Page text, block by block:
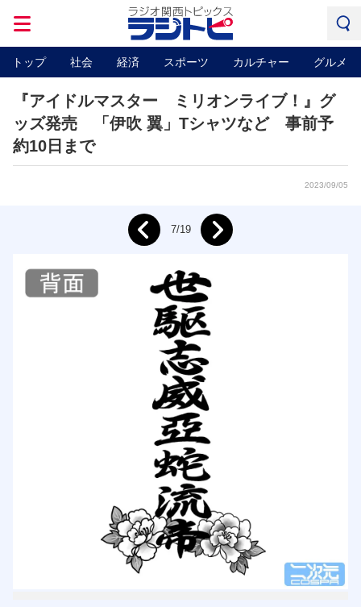
トップ 社会 経済 スポーツ カルチャー グルメ
『アイドルマスター ミリオンライブ！』グ
ッズ発売 「伊吹 翼」Tシャツなど 事前予
約10日まで
2023/09/05
7/19